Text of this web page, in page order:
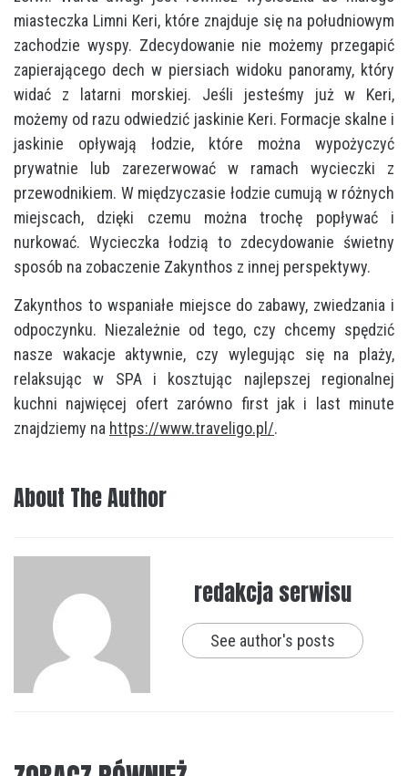
miasteczka Limni Keri, które znajduje się na południowym
zachodzie wyspy. Zdecydowanie nie możemy przegapić
zapierającego dech w piersiach widoku panoramy, który
widać z latarni morskiej. Jeśli jesteśmy już w Keri,
możemy od razu odwiedzić jaskinie Keri. Formacje skalne i
jaskinie opływają łodzie, które można wypożyczyć
prywatnie lub zarezerwować w ramach wycieczki z
przewodnikiem. W międzyczasie łodzie cumują w różnych
miejscach, dzięki czemu można trochę popływać i
nurkować. Wycieczka łodzią to zdecydowanie świetny
sposób na zobaczenie Zakynthos z innej perspektywy.
Zakynthos towspaniałe miejsce do zabawy, zwiedzania i
odpoczynku. Niezależnie od tego, czy chcemy spędzić
nasze wakacje aktywnie, czy wylegując się na plaży,
relaksując w SPA i kosztując najlepszej regionalnej
kuchni najwięcej ofert zarówno first jak i last minute
znajdziemy na https://www.traveligo.pl/.
About The Author
redakcja serwisu
See author's posts